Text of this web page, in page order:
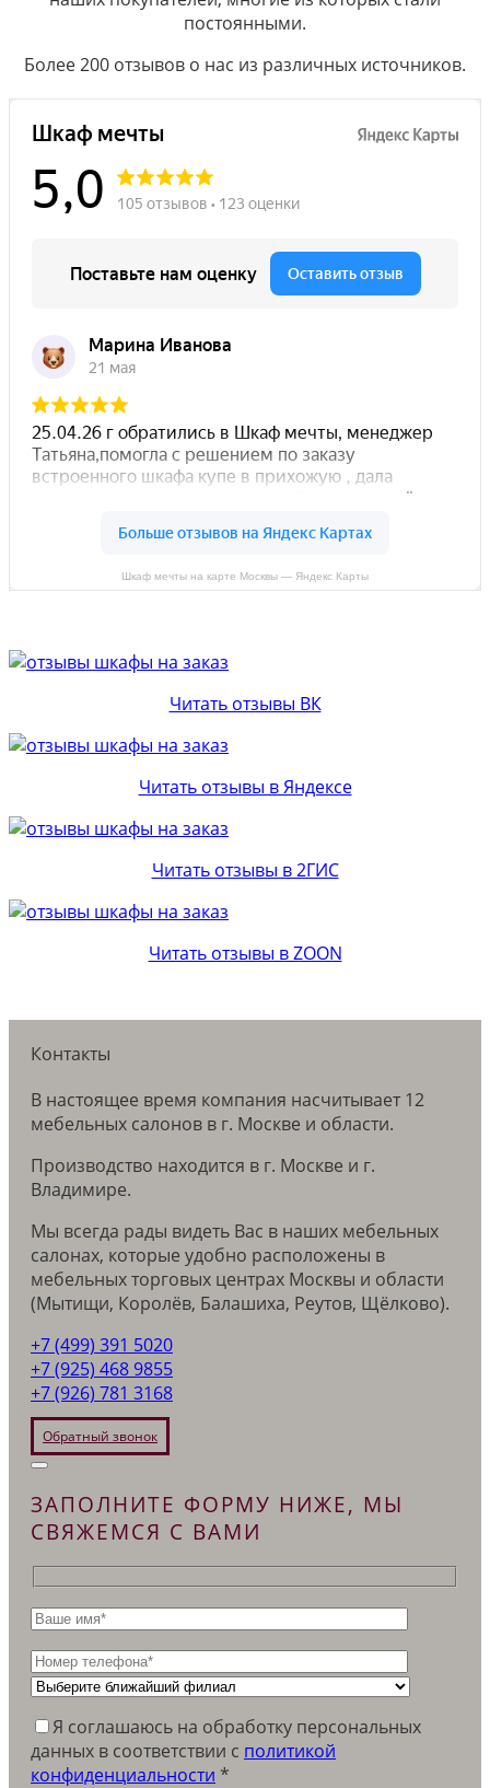
постоянными.
Более 200 отзывов о нас из различных источников.
Шкаф мечты на карте Москвы — Яндекс Карты
Читать отзывы ВК
Читать отзывы в Яндексе
Читать отзывы в 2ГИС
Читать отзывы в ZOON
Контакты
В настоящее время компания насчитывает 12
мебельных салонов в г. Москве и области.
Производство находится в г. Москве и г.
Владимире.
Мы всегда рады видеть Вас в наших мебельных
салонах, которые удобно расположены в
мебельных торговых центрах Москвы и области
(Мытищи, Королёв, Балашиха, Реутов, Щёлково).
+7 (499) 391 5020
+7 (925) 468 9855
+7 (926) 781 3168
Обратный звонок
ЗАПОЛНИТЕ ФОРМУ НИЖЕ, МЫ
СВЯЖЕМСЯ С ВАМИ
Я соглашаюсь на обработку персональных
данных в соответствии c политикой
конфиденциальности *